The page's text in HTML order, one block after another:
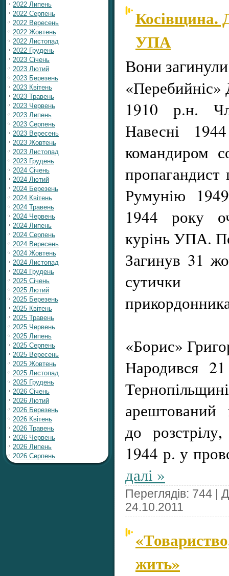
2022 Липень
2022 Серпень
2022 Вересень
2022 Жовтень
2022 Листопад
2022 Грудень
2023 Січень
2023 Лютий
2023 Березень
2023 Квітень
2023 Травень
2023 Червень
2023 Липень
2023 Серпень
2023 Вересень
2023 Жовтень
2023 Листопад
2023 Грудень
2024 Січень
2024 Лютий
2024 Березень
2024 Квітень
2024 Травень
2024 Червень
2024 Липень
2024 Серпень
2024 Вересень
2024 Жовтень
2024 Листопад
2024 Грудень
2025 Січень
2025 Лютий
2025 Березень
2025 Квітень
2025 Травень
2025 Червень
2025 Липень
2025 Серпень
2025 Вересень
2025 Жовтень
2025 Листопад
2025 Грудень
2026 Січень
2026 Лютий
2026 Березень
2026 Квітень
2026 Травень
2026 Червень
2026 Липень
2026 Серпень
Косівщина.
УПА
Вони
1910 р.н.
Навесні
командиром
Румунію
1944 року
курінь УПА.
Загинув 31
сутички
«Борис»
Народився
арештований
до
1944 р. у
далі »
Переглядів: 744 |
24.10.2011
жить»